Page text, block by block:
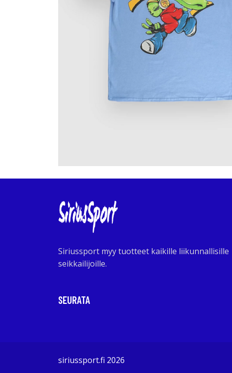
Siriussport myy tuotteet kaikille liikunnallisille
seikkailijoille.
SEURATA
siriussport.fi 2026